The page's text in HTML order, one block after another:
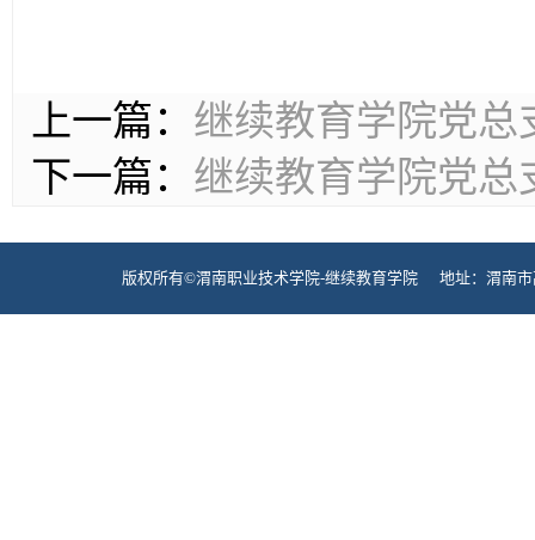
上一篇： 继续教育学院党总
下一篇： 继续教育学院党总
版权所有©渭南职业技术学院-继续教育学院 地址：渭南